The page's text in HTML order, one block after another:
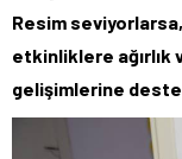
Resim
etkinliklere ağırlık
gelişimlerine